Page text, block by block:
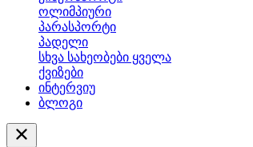
ოლიმპიური
პარასპორტი
პადელი
სხვა სახეობები ყველა
ქვიზები
ინტერვიუ
ბლოგი